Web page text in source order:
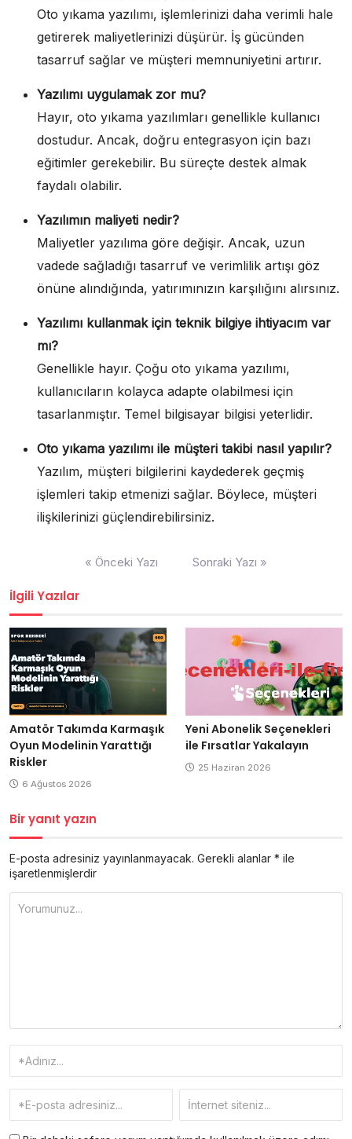
Oto yıkama yazılımı, işlemlerinizi daha verimli hale
getirerek maliyetlerinizi düşürür. İş gücünden
tasarruf sağlar ve müşteri memnuniyetini artırır.
Yazılımı uygulamak zor mu?
Hayır, oto yıkama yazılımları genellikle kullanıcı
dostudur. Ancak, doğru entegrasyon için bazı
eğitimler gerekebilir. Bu süreçte destek almak
faydalı olabilir.
Yazılımın maliyeti nedir?
Maliyetler yazılıma göre değişir. Ancak, uzun
vadede sağladığı tasarruf ve verimlilik artışı göz
önüne alındığında, yatırımınızın karşılığını alırsınız.
Yazılımı kullanmak için teknik bilgiye ihtiyacım var
mı?
Genellikle hayır. Çoğu oto yıkama yazılımı,
kullanıcıların kolayca adapte olabilmesi için
tasarlanmıştır. Temel bilgisayar bilgisi yeterlidir.
Oto yıkama yazılımı ile müşteri takibi nasıl yapılır?
Yazılım, müşteri bilgilerini kaydederek geçmiş
işlemleri takip etmenizi sağlar. Böylece, müşteri
ilişkilerinizi güçlendirebilirsiniz.
« Önceki Yazı Sonraki Yazı »
İlgili Yazılar
Amatör Takımda Karmaşık
Oyun Modelinin Yarattığı
Riskler
6 Ağustos 2026
Yeni Abonelik Seçenekleri
ile Fırsatlar Yakalayın
25 Haziran 2026
Bir yanıt yazın
E-posta adresiniz yayınlanmayacak. Gerekli alanlar * ile
işaretlenmişlerdir